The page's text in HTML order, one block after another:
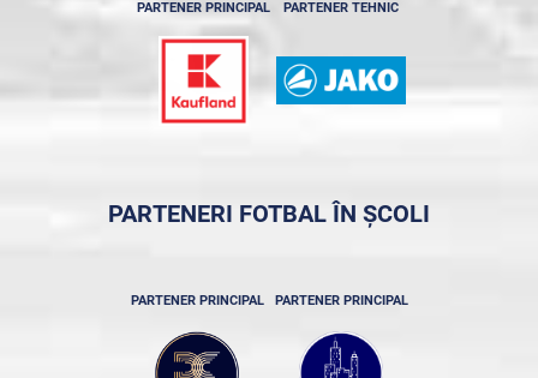
PARTENER PRINCIPAL PARTENER TEHNIC
PARTENERI FOTBAL ÎN ȘCOLI
PARTENER PRINCIPAL PARTENER PRINCIPAL